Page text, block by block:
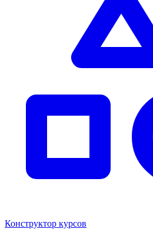
Конструктор курсов